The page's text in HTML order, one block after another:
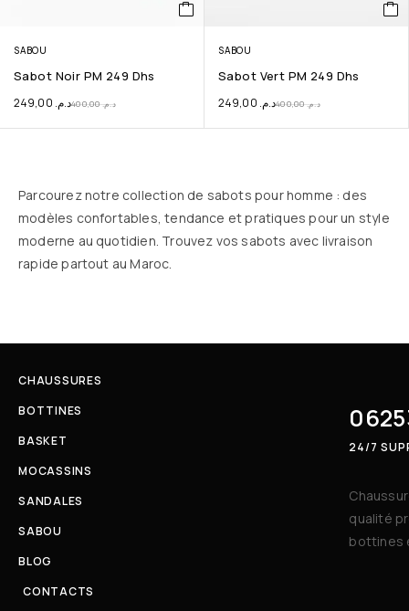
SABOU
Sabot Noir PM 249 Dhs
د.م.400,00 د.م.
SABOU
Sabot Vert PM 249 Dhs
د.م.400,00 د.م.
Parcourez notre collection de sabots pour homme : des
modèles confortables, tendance et pratiques pour un style
moderne au quotidien. Trouvez vos sabots avec livraison
rapide partout au Maroc.
CHAUSSURES
BOTTINES
BASKET
MOCASSINS
SANDALES
SABOU
BLOG
CONTACTS
24/7
qualité
bottines